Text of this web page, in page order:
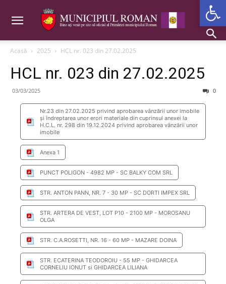
Acasă 2025 HCL nr. 023 din 27.02.2025
HCL nr. 023 din 27.02.2025
03/03/2025 0
Nr.23 din 27.02.2025 privind aprobarea vânzării unor imobile
și îndreptarea unor erori materiale din cuprinsul anexei la
H.C.L. nr. 298 din 19.12.2024 privind aprobarea vânzării unor
imobile
Anexa 1
PUNCT POLIGON - 4982 MP - SC BALKY COM SRL
STR. ANTON PANN, NR. 7 - 30 MP - SC DORTI IMPEX SRL
STR. ARTERA DE VEST, LOT P10 - 2100 MP - MOROSANU
OLGA
STR. C.A.ROSETTI, NR. 16 - 60 MP - MAZARE DOINA
STR. ECATERINA TEODOROIU - 55 MP - GHIDARCEA
CORNELIU IONUT si GHIDARCEA LILIANA